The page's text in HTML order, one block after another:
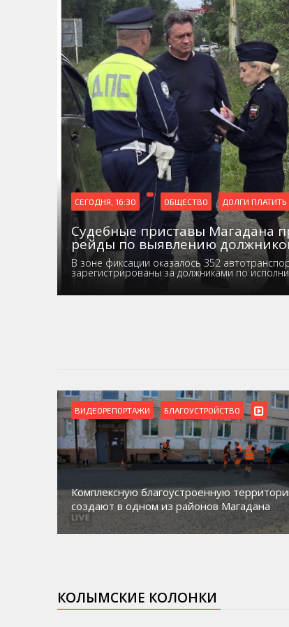
СЕГОДНЯ, 16:30 ОБЩЕСТВО ДОЛГИ ПЛАТИТЬ
Судебные приставы Магадана
рейды по выявлению
В зоне фиксации оказалось 352
зарегистрированы за должниками по
ВИДЕОРЕПОРТАЖИ БЛАГОУСТРОЙСТВО
Комплексную благоустроенную
создают в одном из районов Магадана
КОЛЫМСКИЕ КОЛОНКИ